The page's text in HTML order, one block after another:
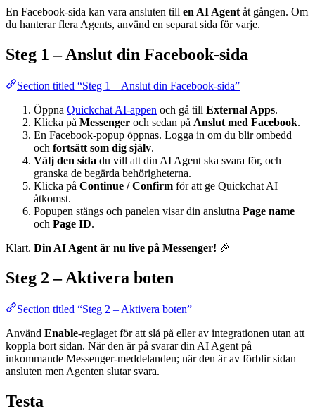
En Facebook-sida kan vara ansluten till en AI Agent åt gången. Om
du hanterar flera Agents, använd en separat sida för varje.
Steg 1 – Anslut din Facebook-sida
Section titled “Steg 1 – Anslut din Facebook-sida”
Öppna Quickchat AI-appen och gå till External Apps.
Klicka på Messenger och sedan på Anslut med Facebook.
En Facebook-popup öppnas. Logga in om du blir ombedd
och fortsätt som dig själv.
Välj den sida du vill att din AI Agent ska svara för, och
granska de begärda behörigheterna.
Klicka på Continue / Confirm för att ge Quickchat AI
åtkomst.
Popupen stängs och panelen visar din anslutna Page name
och Page ID.
Klart. Din AI Agent är nu live på Messenger! 🎉
Steg 2 – Aktivera boten
Section titled “Steg 2 – Aktivera boten”
Använd Enable-reglaget för att slå på eller av integrationen utan att
koppla bort sidan. När den är på svarar din AI Agent på
inkommande Messenger-meddelanden; när den är av förblir sidan
ansluten men Agenten slutar svara.
Testa